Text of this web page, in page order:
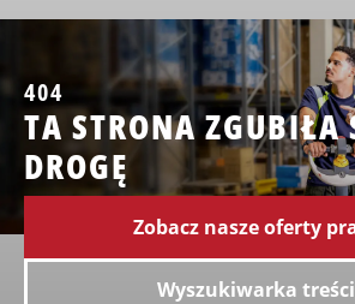
404
TA STRONA ZGUBIŁA
DROGĘ
Zobacz nasze oferty
Wyszukiwarka treści